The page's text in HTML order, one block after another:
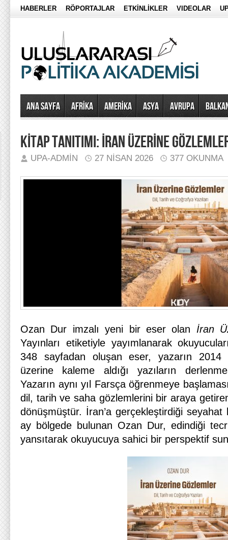
HABERLER RÖPORTAJLAR ETKİNLİKLER VIDEOLAR
Ana Sayfa AFRİKA AMERİKA ASYA AVRUPA
KİTAP TANITIMI: İRAN ÜZERİNE
UPA-ADMIN 27 NISAN 2026 377 OKUNMA
Ozan Dur imzalı yeni bir eser olan İran
Yayınları etiketiyle yayımlanarak
348 sayfadan oluşan eser, yazarın 2014
üzerine kaleme aldığı yazıların
Yazarın aynı yıl Farsça öğrenmeye
dil, tarih ve saha gözlemlerini bir araya
dönüşmüştür. İran’a gerçekleştirdiği seyahat
ay bölgede bulunan Ozan Dur, edindiği
yansıtarak okuyucuya sahici bir perspektif